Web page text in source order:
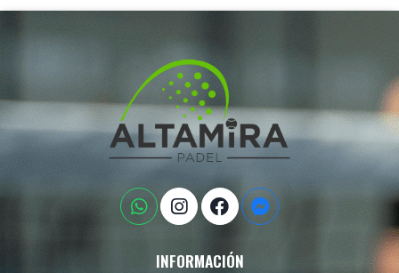
INFORMACIÓN